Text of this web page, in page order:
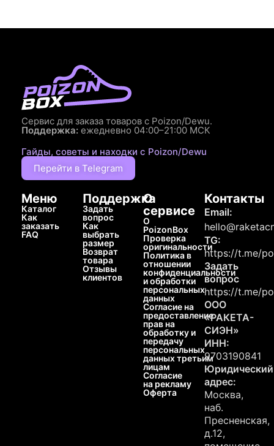
Сервис для заказа товаров с Poizon/Dewu.
Поддержка: ежедневно 04:00–21:00 МСК
Гайды, советы и находки с Poizon/Dewu
Перейти в Telegram
Меню
Каталог
Как
заказать
FAQ
Поддержка
Задать
вопрос
Как
выбрать
размер
Возврат
товара
Отзывы
клиентов
О
сервисе
О
PoizonBox
Проверка
оригинальности
Политика в
отношении
конфиденциальности
и обработки
персональных
данных
Согласие на
предоставление
прав на
обработку и
передачу
персональных
данных третьим
лицам
Согласие
на рекламу
Оферта
Контакты
Email:
TG:
https://t.me/
Задать
вопрос
https://t.me/
ООО
«РАКЕТА-
СИЭН»
ИНН:
9703190841
Юридический
адрес:
Москва,
наб.
Пресненская,
д.12,